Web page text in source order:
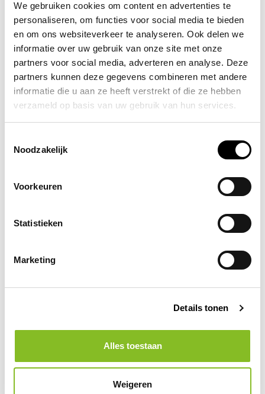
We gebruiken cookies om content en advertenties te
personaliseren, om functies voor social media te bieden
en om ons websiteverkeer te analyseren. Ook delen we
informatie over uw gebruik van onze site met onze
partners voor social media, adverteren en analyse. Deze
partners kunnen deze gegevens combineren met andere
informatie die u aan ze heeft verstrekt of die ze hebben
verzameld op basis van uw gebruik van hun services.
Noodzakelijk
Voorkeuren
Statistieken
Marketing
Details tonen
Alles toestaan
Weigeren
koolzuursneeuwblusser, ook wel bekend als Co2 blusser,
wordt gebruikt in ruimtes waar hoogwaardige en
waardevolle technische apparatuur aanwezig is. Je kunt
hierbij denken aan serverruimtes of laboratoria.
Poederblussers kan je goed gebruiken in werkplaatsen,
magazijnen of andere grotere bedrijfsruimtes. Een
poederblusser heeft een grote bluscapaciteit en kan ook
kan je terecht in een eerder door ons geschreven blog.
Altijd op de hoogte blijven van de laatste